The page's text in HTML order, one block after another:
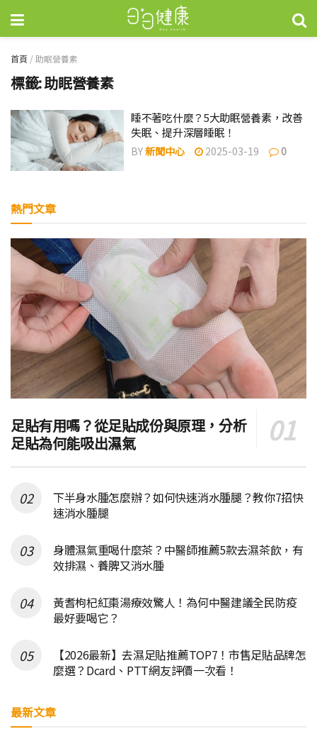
首頁 / 助眠營養素
標籤:助眠營養素
睡不著吃什麼？5大助眠營養素，改善
失眠、提升深層睡眠！
BY新聞中心 2025-03-19 0
熱門文章
足貼有用嗎？從足貼成份與原理，分析
足貼為何能吸出濕氣
下半身水腫怎麼辦？如何快速消水腫腿？教你7招快
速消水腫腿
身體濕氣重喝什麼茶？中醫師推薦5款去濕茶飲，有
效排濕、養脾又消水腫
黃耆枸杞紅棗湯療效驚人！為何中醫建議全民防疫
最好要喝它？
【2026最新】去濕足貼推薦TOP7！市售足貼品牌怎
麼選？Dcard、PTT網友評價一次看！
最新文章